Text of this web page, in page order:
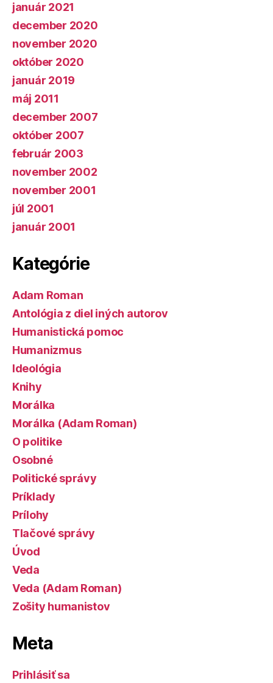
január 2021
december 2020
november 2020
október 2020
január 2019
máj 2011
december 2007
október 2007
február 2003
november 2002
november 2001
júl 2001
január 2001
Kategórie
Adam Roman
Antológia z diel iných autorov
Humanistická pomoc
Humanizmus
Ideológia
Knihy
Morálka
Morálka (Adam Roman)
O politike
Osobné
Politické správy
Príklady
Prílohy
Tlačové správy
Úvod
Veda
Veda (Adam Roman)
Zošity humanistov
Meta
Prihlásiť sa